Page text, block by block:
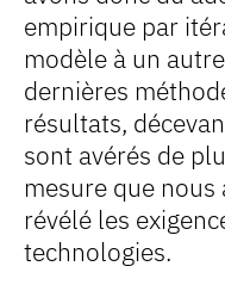
empirique par
modèle à un
dernières
résultats,
sont avérés de
mesure que
révélé les
technologies.